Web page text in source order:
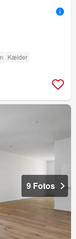
Kælder
9 Fotos